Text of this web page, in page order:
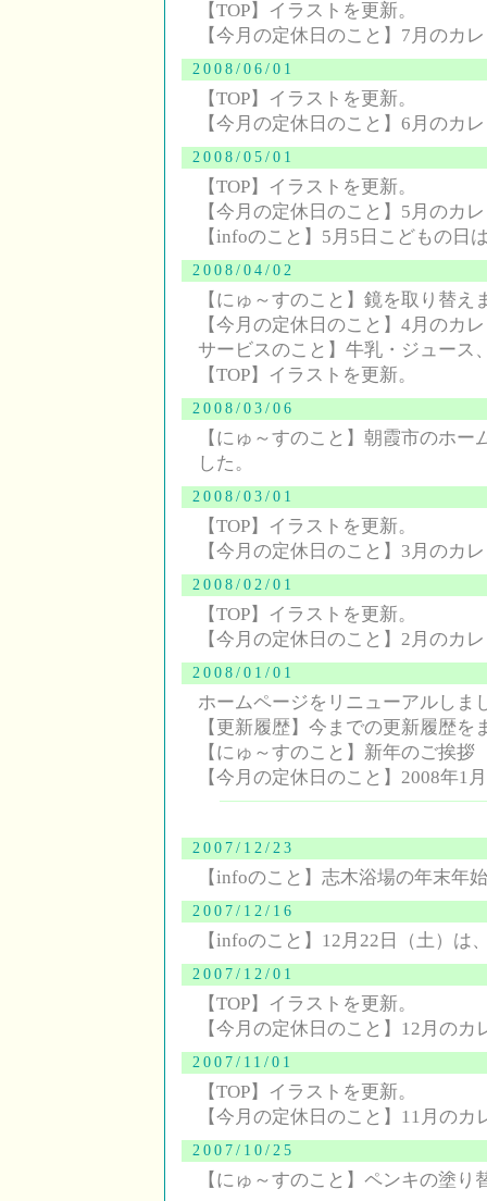
【TOP】イラストを更新。
【今月の定休日のこと】7月のカ
2008/06/01
【TOP】イラストを更新。
【今月の定休日のこと】6月のカ
2008/05/01
【TOP】イラストを更新。
【今月の定休日のこと】5月のカ
【infoのこと】5月5日こどもの日
2008/04/02
【にゅ～すのこと】鏡を取り替え
【今月の定休日のこと】4月のカ
サービスのこと】牛乳・ジュース
【TOP】イラストを更新。
2008/03/06
【にゅ～すのこと】朝霞市のホ
した。
2008/03/01
【TOP】イラストを更新。
【今月の定休日のこと】3月のカ
2008/02/01
【TOP】イラストを更新。
【今月の定休日のこと】2月のカ
2008/01/01
ホームページをリニューアルしま
【更新履歴】今までの更新履歴を
【にゅ～すのこと】新年のご挨拶
【今月の定休日のこと】2008年1
2007/12/23
【infoのこと】志木浴場の年末年
2007/12/16
【infoのこと】12月22日（土）は
2007/12/01
【TOP】イラストを更新。
【今月の定休日のこと】12月のカ
2007/11/01
【TOP】イラストを更新。
【今月の定休日のこと】11月のカ
2007/10/25
【にゅ～すのこと】ペンキの塗り